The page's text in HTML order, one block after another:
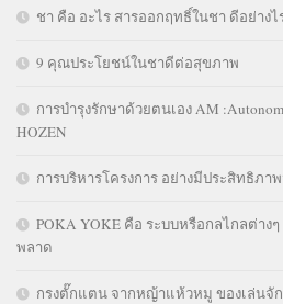
ชา คือ อะไร สารออกฤทธิ์ในชา ดีอย่างไ
9 คุณประโยชน์ในชาดีต่อสุขภาพ
การบำรุงรักษาด้วยตนเอง AM
HOZEN
การบริหารโครงการ อย่างมีประสิทธิภา
POKA YOKE คือ ระบบหรือกลไกลต่าง
พลาด
กรงตั๊กแตน จากหญ้าแห้วหมู ของเล่นจั